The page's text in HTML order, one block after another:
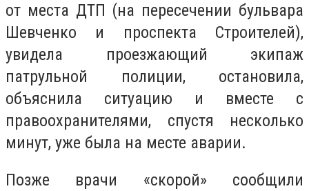
от места ДТП (на пересечении бульвара
Шевченко и проспекта Строителей),
увидела проезжающий экипаж
патрульной полиции, остановила,
объяснила ситуацию и вместе с
правоохранителями, спустя несколько
минут, уже была на месте аварии.
Позже врачи «скорой» сообщили